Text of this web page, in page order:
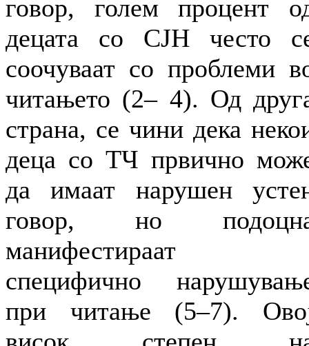
говор, голем процент
децата со СЈН често
соочуваат со проблеми
читањето (2– 4). Од
страна, се чини дека
деца со ТЧ првично
да имаат нарушен
говор, но
манифестираат
специфично
при читање (5–7).